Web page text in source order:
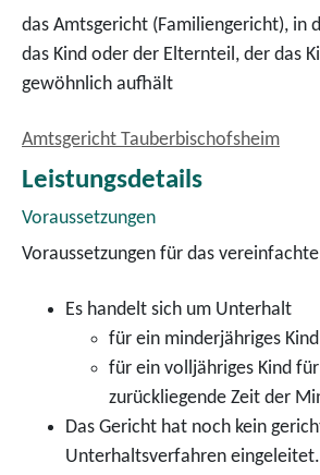
das Amtsgericht (Familiengericht), in
das Kind oder der Elternteil, der das
gewöhnlich aufhält
Amtsgericht Tauberbischofsheim
Leistungsdetails
Voraussetzungen
Voraussetzungen für das
Es handelt sich um Unterhalt
für ein minderjähriges
für ein volljähriges Kind
zurückliegende Zeit der
Das Gericht hat noch kein
Unterhaltsverfahren eingeleitet.